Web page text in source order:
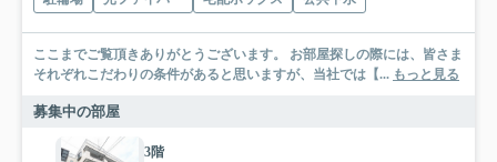
ここまでご覧頂きありがとうございます。 お部屋探しの際には、皆さま
それぞれこだわりの条件があると思いますが、当社では【... もっと見る
募集中の部屋
3階